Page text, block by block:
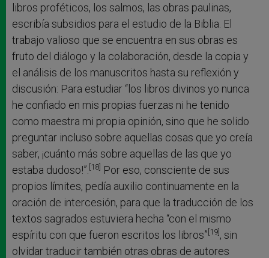
libros proféticos, los salmos, las obras paulinas,
escribía subsidios para el estudio de la Biblia. El
trabajo valioso que se encuentra en sus obras es
fruto del diálogo y la colaboración, desde la copia y
el análisis de los manuscritos hasta su reflexión y
discusión: Para estudiar “los libros divinos yo nunca
he confiado en mis propias fuerzas ni he tenido
como maestra mi propia opinión, sino que he solido
preguntar incluso sobre aquellas cosas que yo creía
saber, ¡cuánto más sobre aquellas de las que yo
estaba dudoso!”. [18] Por eso, consciente de sus
propios límites, pedía auxilio continuamente en la
oración de intercesión, para que la traducción de los
textos sagrados estuviera hecha “con el mismo
espíritu con que fueron escritos los libros”[19], sin
olvidar traducir también otras obras de autores